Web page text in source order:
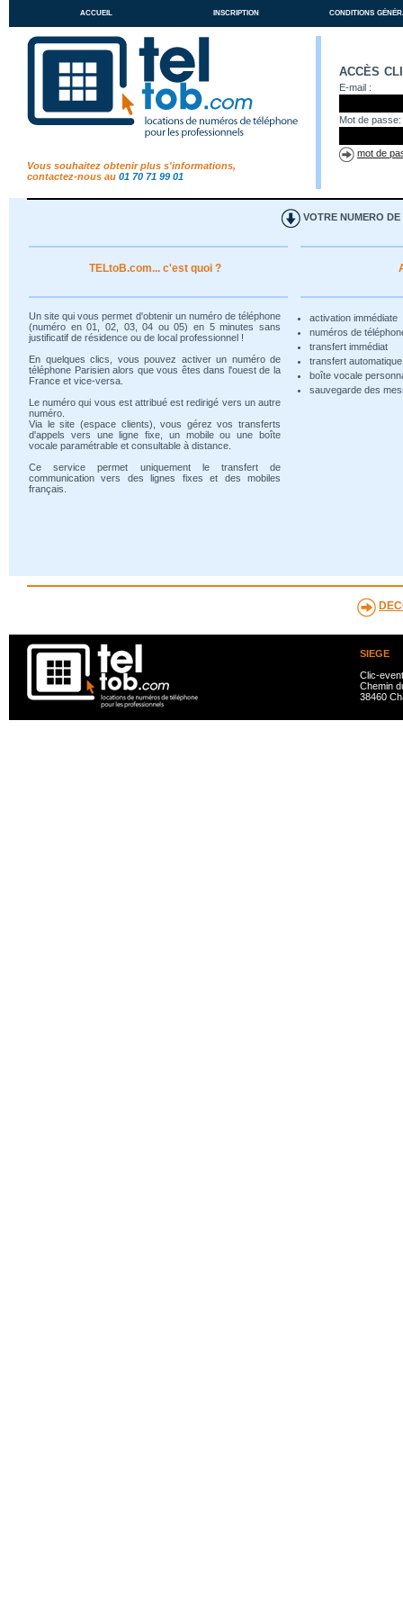
accueil inscription conditions
Vous souhaitez obtenir plus s'informations,
contactez-nous au 01 70 71 99 01
accès
E-mail :
Mot de passe:
mot de
VOTRE NUMERO DE
TELtoB.com... c'est quoi ?
Un site qui vous permet d'obtenir un numéro de téléphone
(numéro en 01, 02, 03, 04 ou 05) en 5 minutes sans
justificatif de résidence ou de local professionnel !
En quelques clics, vous pouvez activer un numéro de
téléphone Parisien alors que vous êtes dans l'ouest de la
France et vice-versa.
Le numéro qui vous est attribué est redirigé vers un autre
numéro.
Via le site (espace clients), vous gérez vos transferts
d'appels vers une ligne fixe, un mobile ou une boîte
vocale paramétrable et consultable à distance.
Ce service permet uniquement le transfert de
communication vers des lignes fixes et des mobiles
français.
activation immédiate
numéros de
transfert immédiat
transfert
boîte vocale
sauvegarde des
SIEGE
Clic-
Chemin
38460